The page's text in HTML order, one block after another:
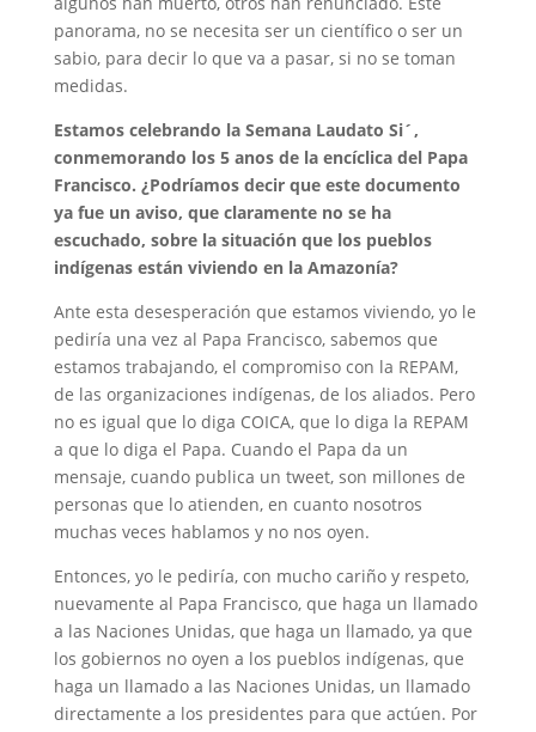
panorama, no se necesita ser un científico o ser un
sabio, para decir lo que va a pasar, si no se toman
medidas.
Estamos celebrando la Semana Laudato Si´,
conmemorando los 5 anos de la encíclica del Papa
Francisco. ¿Podríamos decir que este documento
ya fue un aviso, que claramente no se ha
escuchado, sobre la situación que los pueblos
indígenas están viviendo en la Amazonía?
Ante esta desesperación que estamos viviendo, yo le
pediría una vez al Papa Francisco, sabemos que
estamos trabajando, el compromiso con la REPAM,
de las organizaciones indígenas, de los aliados. Pero
no es igual que lo diga COICA, que lo diga la REPAM
a que lo diga el Papa. Cuando el Papa da un
mensaje, cuando publica un tweet, son millones de
personas que lo atienden, en cuanto nosotros
muchas veces hablamos y no nos oyen.
Entonces, yo le pediría, con mucho cariño y respeto,
nuevamente al Papa Francisco, que haga un llamado
a las Naciones Unidas, que haga un llamado, ya que
los gobiernos no oyen a los pueblos indígenas, que
haga un llamado a las Naciones Unidas, un llamado
directamente a los presidentes para que actúen. Por